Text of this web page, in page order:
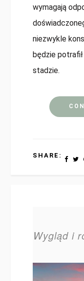
wymagają
niezwykle
będzie
stadzie.
SHARE:
Wygląd i